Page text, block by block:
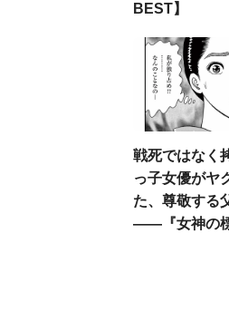
BEST】
戦死ではなく
っ子女優がヤ
た、尊敬する
――『女神の